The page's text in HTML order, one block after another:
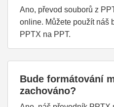
Ano, převod souborů z
online. Můžete použít náš
PPTX na PPT.
Bude formátování
zachováno?